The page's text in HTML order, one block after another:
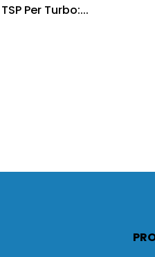
Per Turbo:...